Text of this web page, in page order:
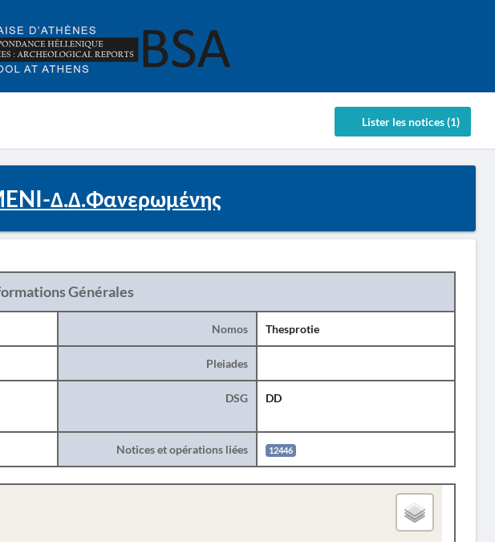
Lister les notices (1)
Δ.Δ.Φανερωμένης
Générales
Nomos Thesprotie
Pleiades
DSG DD
Notices et opérations liées 12446